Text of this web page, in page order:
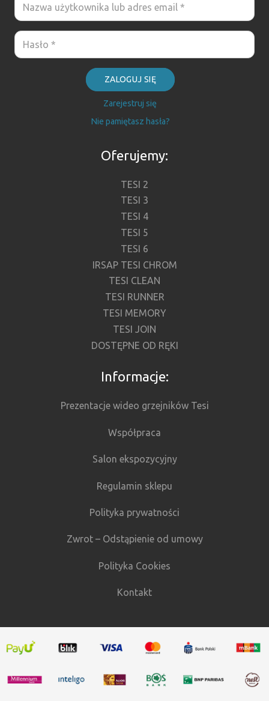
ZALOGUJ SIĘ
Zarejestruj się
Nie pamiętasz hasła?
Oferujemy:
TESI 2
TESI 3
TESI 4
TESI 5
TESI 6
IRSAP TESI CHROM
TESI CLEAN
TESI RUNNER
TESI MEMORY
TESI JOIN
DOSTĘPNE OD RĘKI
Informacje:
Prezentacje wideo grzejników Tesi
Współpraca
Salon ekspozycyjny
Regulamin sklepu
Polityka prywatności
Zwrot – Odstąpienie od umowy
Polityka Cookies
Kontakt